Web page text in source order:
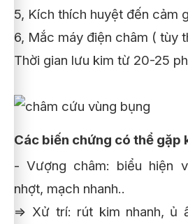
5, Kích thích huyệt đến cảm
6, Mắc máy điện châm ( tùy
Thời gian lưu kim từ 20-25
Các biến chứng có thể gặp
- Vượng châm: biểu hiện
nhợt, mạch nhanh..
=> Xử trí: rút kim nhanh, ủ